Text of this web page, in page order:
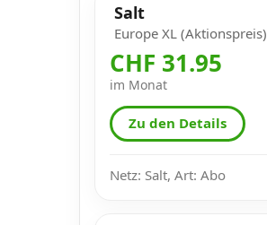
Salt
Europe XL (Aktionspreis)
CHF 31.95
im Monat
Zu den Details
Netz: Salt, Art: Abo